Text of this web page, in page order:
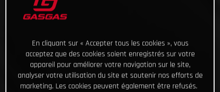
En cliquant sur « Accepter tous les cookies », vous
acceptez que des cookies soient enregistrés sur votre
appareil pour améliorer votre navigation sur le site,
analyser votre utilisation du site et soutenir nos efforts de
marketing. Les cookies peuvent également être refusés.